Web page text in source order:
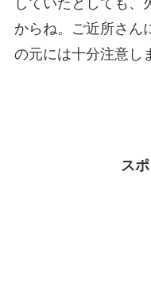
していたとしても、
からね。ご近所さん
の元には十分注意し
ス